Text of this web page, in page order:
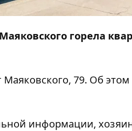
горела
Маяковского, 79. Об этом
информации,